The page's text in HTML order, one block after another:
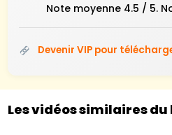
Note moyenne 4.5 / 5.
Devenir VIP pour
Les vidéos similaires du